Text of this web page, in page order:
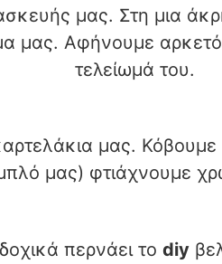
μας. Στη μια
μας. Αφήνουμε
τελείωμά του.
μας.
μας) φτιάχνουμε
περνάει το diy